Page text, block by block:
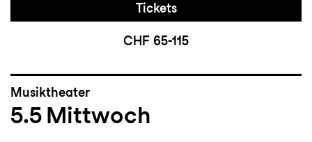
Tickets
CHF 65-115
Musiktheater
5.5 Mittwoch